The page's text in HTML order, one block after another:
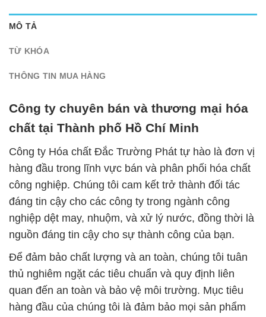
MÔ TẢ
TỪ KHÓA
THÔNG TIN MUA HÀNG
Công ty chuyên bán và thương mại hóa
chất tại Thành phố Hồ Chí Minh
Công ty Hóa chất Đắc Trường Phát tự hào là đơn vị
hàng đầu trong lĩnh vực bán và phân phối hóa chất
công nghiệp. Chúng tôi cam kết trở thành đối tác
đáng tin cậy cho các công ty trong ngành công
nghiệp dệt may, nhuộm, và xử lý nước, đồng thời là
nguồn đáng tin cậy cho sự thành công của bạn.
Để đảm bảo chất lượng và an toàn, chúng tôi tuân
thủ nghiêm ngặt các tiêu chuẩn và quy định liên
quan đến an toàn và bảo vệ môi trường. Mục tiêu
hàng đầu của chúng tôi là đảm bảo mọi sản phẩm